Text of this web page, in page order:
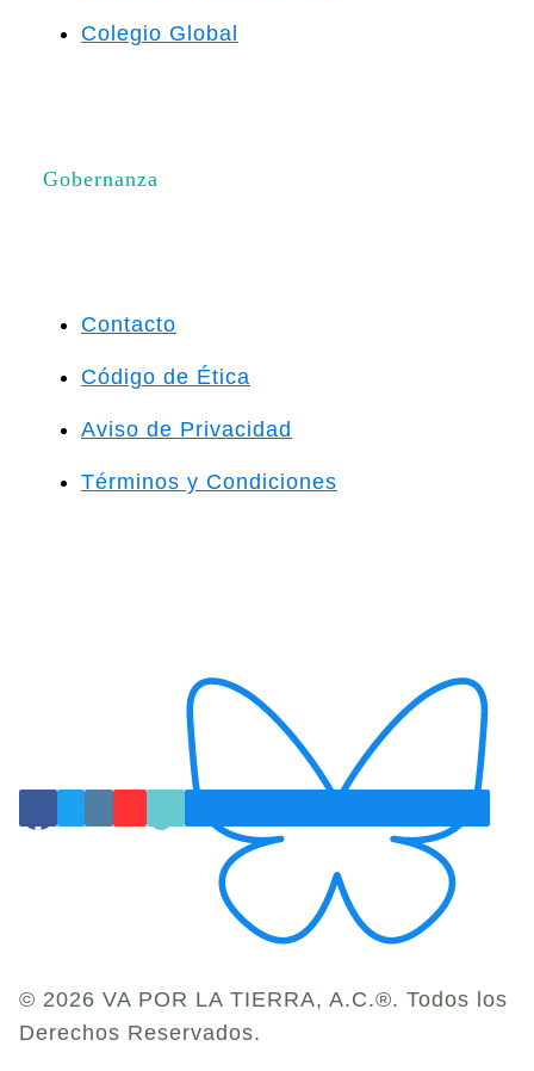
Colegio Global
Gobernanza
Contacto
Código de Ética
Aviso de Privacidad
Términos y Condiciones
© 2026 VA POR LA TIERRA, A.C.®. Todos los
Derechos Reservados.